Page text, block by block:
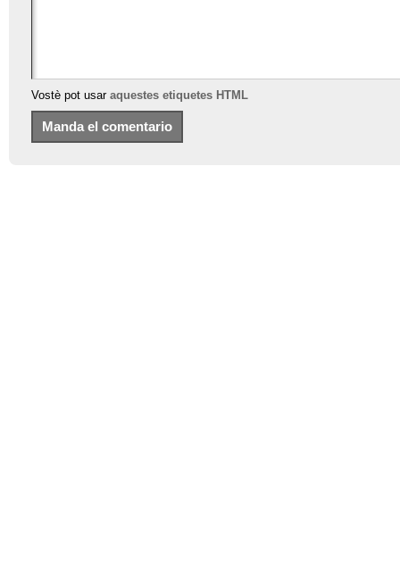
Vostè pot usar aquestes etiquetes HTML